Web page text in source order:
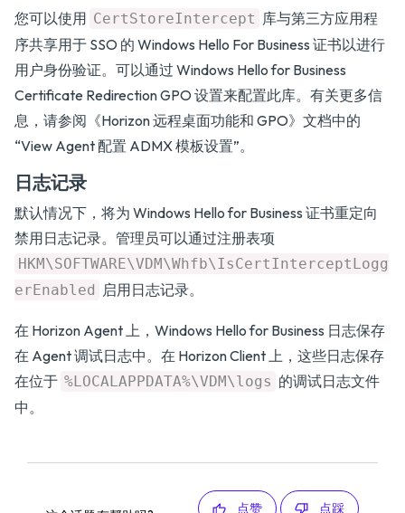
您可以使用 CertStoreIntercept 库与第三方应用程
序共享用于 SSO 的 Windows Hello For Business 证书以进行
用户身份验证。可以通过 Windows Hello for Business
Certificate Redirection GPO 设置来配置此库。有关更多信
息，请参阅 《Horizon 远程桌面功能和 GPO》 文档中的
“View Agent 配置 ADMX 模板设置”。
日志记录
默认情况下，将为 Windows Hello for Business 证书重定向
禁用日志记录。管理员可以通过注册表项
HKM\SOFTWARE\VDM\Whfb\IsCertInterceptLogg
erEnabled 启用日志记录。
在 Horizon Agent 上，Windows Hello for Business 日志保存
在 Agent 调试日志中。在 Horizon Client 上，这些日志保存
在位于 %LOCALAPPDATA%\VDM\logs 的调试日志文件
中。
点赞 点踩